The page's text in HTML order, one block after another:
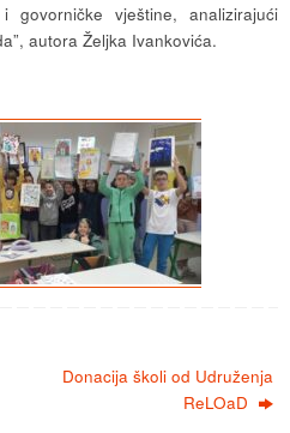
govorničke vještine, analizirajući
autora Željka Ivankovića.
Donacija školi od Udruženja
ReLOaD